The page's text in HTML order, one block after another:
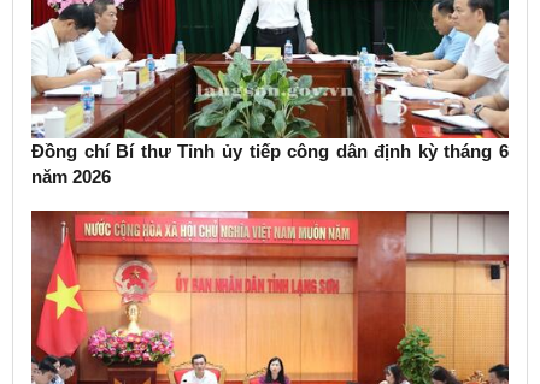
Đồng chí Bí thư Tỉnh ủy tiếp công dân định kỳ tháng 6
năm 2026